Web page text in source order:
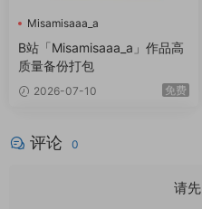
Misamisaaa_a
B站「Misamisaaa_a」作品高
质量备份打包
2026-07-10 免费
评论 0
请先